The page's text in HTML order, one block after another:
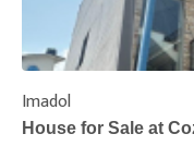
Imadol
House for Sale at